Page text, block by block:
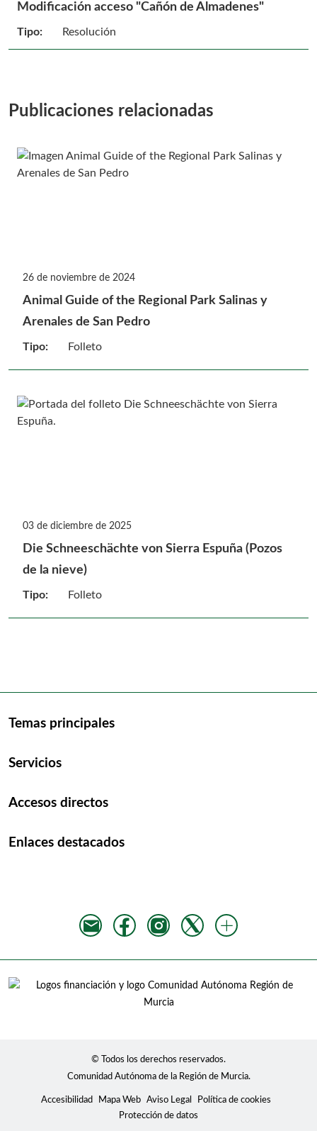
Modificación acceso "Cañón de Almadenes"
Tipo: Resolución
Publicaciones relacionadas
26 de noviembre de 2024
Animal Guide of the Regional Park Salinas y
Arenales de San Pedro
Tipo: Folleto
03 de diciembre de 2025
Die Schneeschächte von Sierra Espuña (Pozos
de la nieve)
Tipo: Folleto
Temas principales
Servicios
Accesos directos
Enlaces destacados
© Todos los derechos reservados.
Comunidad Autónoma de la Región de Murcia.
Accesibilidad Mapa Web Aviso Legal
Política de cookies
Protección de datos